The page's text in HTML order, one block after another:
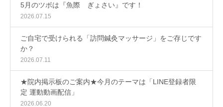
5月のツボは『魚際 ぎょさい』です！
2026.07.15
ご自宅で受けられる「訪問鍼灸マッサージ」をご存じです
か？
2026.07.11
★院内掲示板のご案内★今月のテーマは「LINE登録者限
定 運動動画配信」
2026.06.20